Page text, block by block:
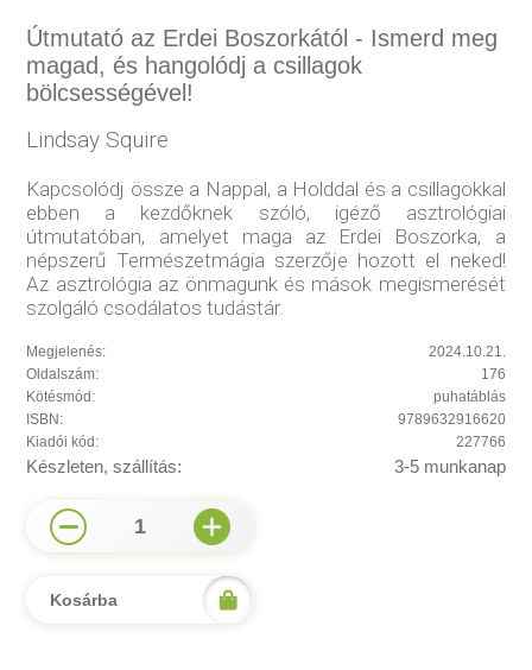
Útmutató az Erdei Boszorkától - Ismerd meg
magad, és hangolódj a csillagok
bölcsességével!
Lindsay Squire
Kapcsolódj össze a Nappal, a Holddal és a csillagokkal
ebben a kezdőknek szóló, igéző asztrológiai
útmutatóban, amelyet maga az Erdei Boszorka, a
népszerű Természetmágia szerzője hozott el neked!
Az asztrológia az önmagunk és mások megismerését
szolgáló csodálatos tudástár.
Megjelenés:
2024.10.21.
Oldalszám:
176
Kötésmód:
puhatáblás
ISBN:
9789632916620
Kiadói kód:
227766
Készleten, szállítás: 3-5 munkanap
1
Kosárba